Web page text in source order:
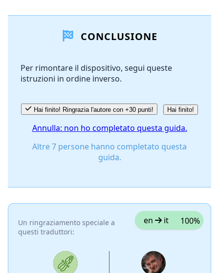
Aggiungi Commento
Annulla
CONCLUSIONE
Per rimontare il dispositivo, segui queste
istruzioni in ordine inverso.
Hai finito! Ringrazia l'autore con +30 punti! Hai finito!
Annulla: non ho completato questa guida.
Altre 7 persone hanno completato questa
guida.
Un ringraziamento speciale a
questi traduttori:
en it 100%